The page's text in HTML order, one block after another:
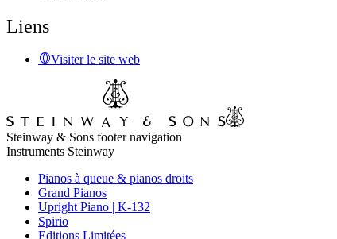
Liens
Visiter le site web
Steinway & Sons footer navigation
Instruments Steinway
Pianos à queue & pianos droits
Grand Pianos
Upright Piano | K-132
Spirio
Editions Limitées